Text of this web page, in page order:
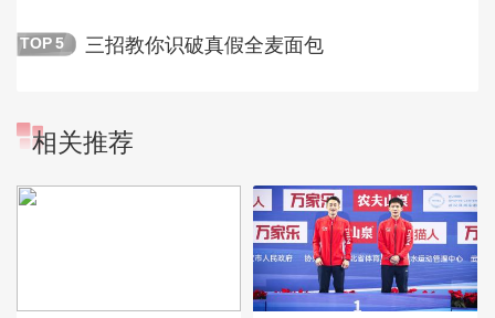
TOP 5 三招教你识破真假全麦面包
相关推荐